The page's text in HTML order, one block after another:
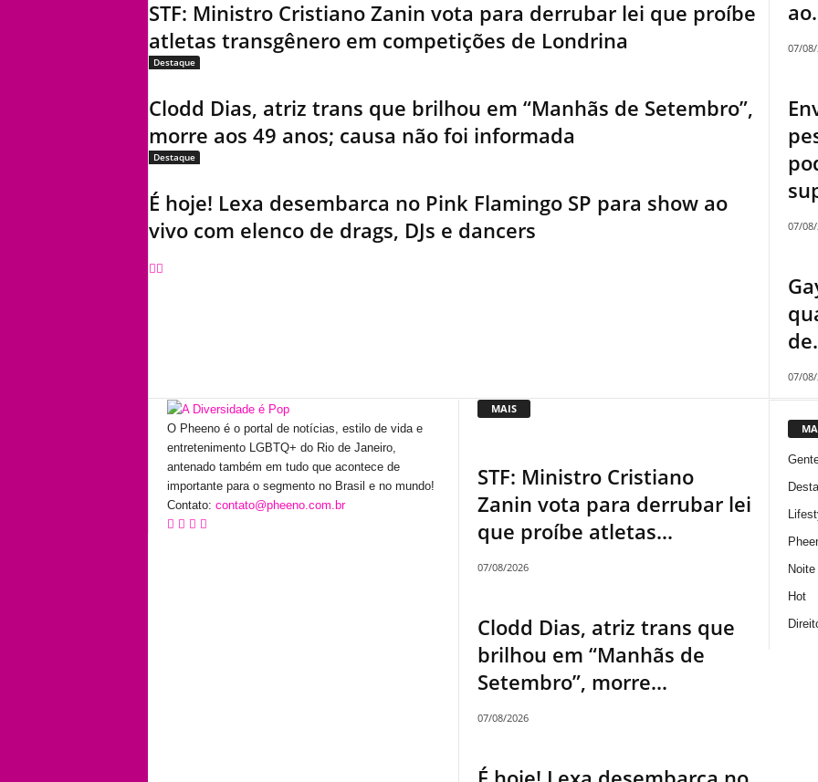
STF: Ministro Cristiano Zanin vota para derrubar lei que proíbe
atletas transgênero em competições de Londrina
Destaque
Clodd Dias, atriz trans que brilhou em “Manhãs de Setembro”,
morre aos 49 anos; causa não foi informada
Destaque
É hoje! Lexa desembarca no Pink Flamingo SP para show ao
vivo com elenco de drags, DJs e dancers
07/
07/
07/
O Pheeno é o portal de notícias, estilo de vida e
entretenimento LGBTQ+ do Rio de Janeiro,
antenado também em tudo que acontece de
importante para o segmento no Brasil e no mundo!
Contato: contato@pheeno.com.br
MAIS
STF: Ministro Cristiano
Zanin vota para derrubar lei
que proíbe atletas...
07/08/2026
Clodd Dias, atriz trans que
brilhou em “Manhãs de
Setembro”, morre...
07/08/2026
Noite
Hot